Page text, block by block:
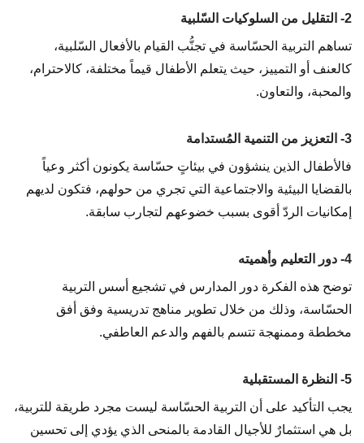
2- التقليل من السلوكيات السّلبية
تساهم التربية الحسّاسة في تجنُّب القيام بالأفعال السّلبية،
كالعنف أو التمييز، حيث يتعلم الأطفال قيماً مختلفة، كالاحترام،
والمحبة، والتعاون.
3- التعزيز من التنمية المُستدامة
فالأطفال الذين ينشؤون في بيئاتٍ حسّاسة يكونون أكثر وعياً
بالقضايا البيئية والاجتماعية التي تجري من حولهم، فتكون لديهم
إمكانيات الردّ أقوى بسبب خضوعهم لتجارب سابقة.
4- دور التعليم وأهميته
توضح هذه الفكرة دور المدارس في تشجيع أسس التربية
الحسّاسة، وذلك من خلال تطوير مناهج تدريسية وفق أفق
مخططة وممنهجة تتسم بالفهم والدعم العاطفي.
5- النظرة المستقبلية
يجب التأكيد على أن التربية الحسّاسة ليست مجرد طريقة للتربية،
بل هي استثمارٌ للأجيال القادمة بالمنحى الذي يؤدي إلى تحسين